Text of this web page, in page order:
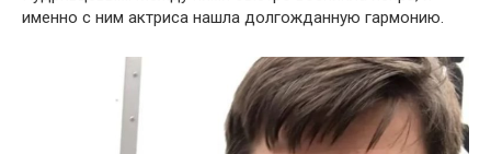
именно с ним актриса нашла долгожданную гармонию.